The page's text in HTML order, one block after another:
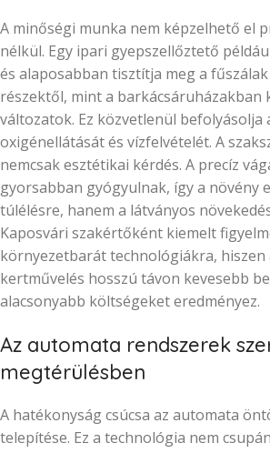
A minőségi munka nem képzelhető el
nélkül. Egy ipari gyepszellőztető
és alaposabban tisztítja meg a
részektől, mint a barkácsáruházakban
változatok. Ez közvetlenül befolyásolja
oxigénellátását és vízfelvételét. A
nemcsak esztétikai kérdés. A precíz
gyorsabban gyógyulnak, így a növény
túlélésre, hanem a látványos
Kaposvári szakértőként kiemelt
környezetbarát technológiákra,
kertművelés hosszú távon kevesebb
alacsonyabb költségeket eredményez.
Az automata rendszerek
megtérülésben
A hatékonyság csúcsa az automata
telepítése. Ez a technológia nem